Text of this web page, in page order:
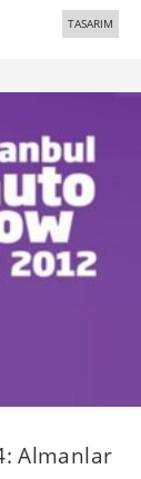
TASARIM
Almanlar